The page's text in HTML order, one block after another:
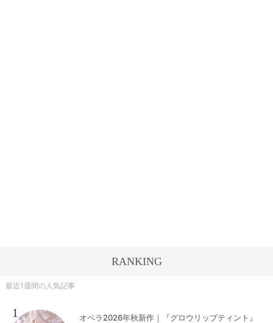
RANKING
最近1週間の人気記事
1
オペラ2026年秋新作｜『グロウリップティント』